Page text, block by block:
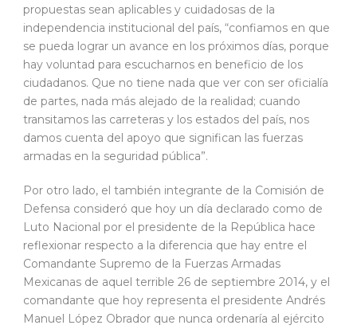
propuestas sean aplicables y cuidadosas de la
independencia institucional del país, “confiamos en que
se pueda lograr un avance en los próximos días, porque
hay voluntad para escucharnos en beneficio de los
ciudadanos. Que no tiene nada que ver con ser oficialía
de partes, nada más alejado de la realidad; cuando
transitamos las carreteras y los estados del país, nos
damos cuenta del apoyo que significan las fuerzas
armadas en la seguridad pública”.
Por otro lado, el también integrante de la Comisión de
Defensa consideró que hoy un día declarado como de
Luto Nacional por el presidente de la República hace
reflexionar respecto a la diferencia que hay entre el
Comandante Supremo de la Fuerzas Armadas
Mexicanas de aquel terrible 26 de septiembre 2014, y el
comandante que hoy representa el presidente Andrés
Manuel López Obrador que nunca ordenaría al ejército